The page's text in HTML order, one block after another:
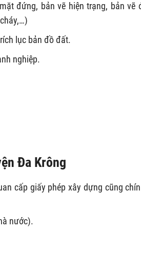
đứng, bản vẽ hiện trạng, bản vẽ
lục bản đồ đất.
nghiệp.
Đa Krông
cấp giấy phép xây dựng cũng
nước).